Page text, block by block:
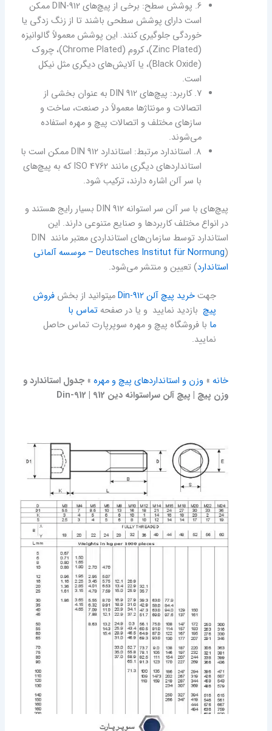
6. پوشش سطح: برخی از پیچ‌های DIN-912 ممکن
است دارای پوشش سطحی باشند تا از زنگ زدگی یا
خوردگی جلوگیری کنند. این پوشش معمولاً گالوانیزه
(Zinc Plated)، کروم (Chrome Plated)، چروک
(Black Oxide)، یا آلایش‌های دیگری مثل نیکل
است.
7. کاربرد: پیچ‌های DIN 912 به عنوان بخشی از
اتصالات و مونتاژ‌ها معمولاً در صنعت، ساخت و
سازهای مختلف و اتصالات پیچ و مهره استفاده
می‌شوند.
8. استاندارد مرتبط: استاندارد DIN 912 ممکن است با
استانداردهای دیگری مانند ISO 4762 که به پیچ‌های
با سر آلن اشاره دارند، ترکیب شود.
پیچ‌های با سر آلن سر استوانه DIN 912 بسیار رایج هستند و
در انواع مختلف کاربردها و صنایع متنوعی دارند. این
استاندارد توسط سازمان‌های استانداردی معتبر مانند DIN
(
Deutsches Institut für Normung – موسسه آلمانی
استاندارد) تعیین و منتشر می‌شود.
جهتخرید پیچ آلن Din-912 میتوانید از بخشفروش
پیچ بازدید نمایید و یا در صفحهتماس با
ما با فروشگاه پیچ و مهره سوپرپارت تماس حاصل
نمایید.
خانه » وزن و استانداردهای پیچ و مهره »جدول استاندارد و
وزن پیچ | پیچ آلن سراستوانه دین 912 |‌ Din-912